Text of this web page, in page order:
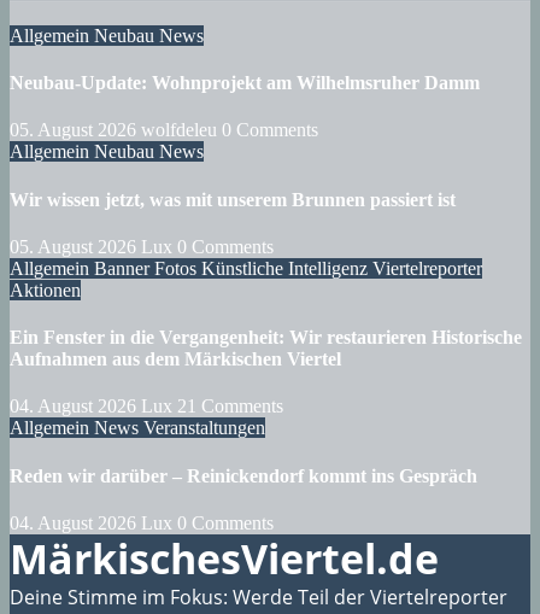
Allgemein Neubau News
Neubau-Update: Wohnprojekt am Wilhelmsruher Damm
05. August 2026 wolfdeleu 0 Comments
Allgemein Neubau News
Wir wissen jetzt, was mit unserem Brunnen passiert ist
05. August 2026 Lux 0 Comments
Allgemein BannerFotos Künstliche Intelligenz Viertelreporter
Aktionen
Ein Fenster in die Vergangenheit: Wir restaurieren Historische
Aufnahmen aus dem Märkischen Viertel
04. August 2026 Lux 21 Comments
Allgemein News Veranstaltungen
Reden wir darüber – Reinickendorf kommt ins Gespräch
04. August 2026 Lux 0 Comments
MärkischesViertel.de
Deine Stimme im Fokus: Werde Teil der Viertelreporter